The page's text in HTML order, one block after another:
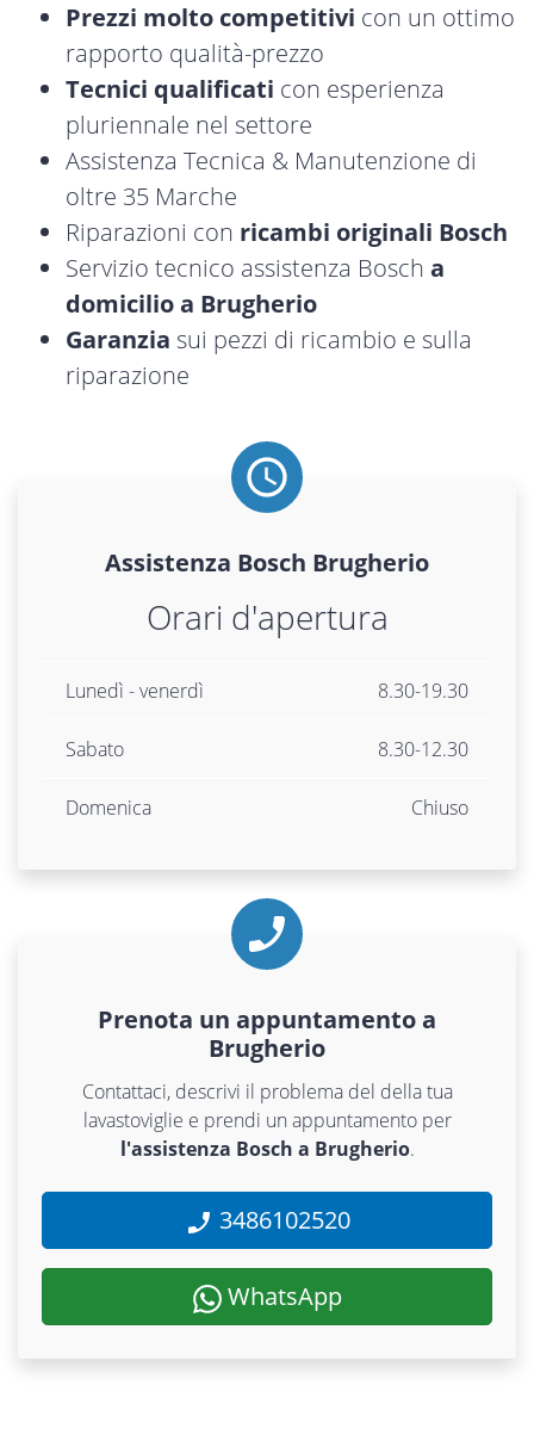
Prezzi molto competitivi con un ottimo
rapporto qualità-prezzo
Tecnici qualificati con esperienza
pluriennale nel settore
Assistenza Tecnica & Manutenzione di
oltre 35 Marche
Riparazioni con ricambi originali Bosch
Servizio tecnico assistenza Bosch a
domicilio a Brugherio
Garanzia sui pezzi di ricambio e sulla
riparazione
Assistenza Bosch Brugherio
Orari d'apertura
Lunedì - venerdì 8.30-19.30
Sabato 8.30-12.30
Domenica Chiuso
Prenota un appuntamento a
Brugherio
Contattaci, descrivi il problema del della tua
lavastoviglie e prendi un appuntamento per
l'assistenza Bosch a Brugherio.
3486102520
WhatsApp